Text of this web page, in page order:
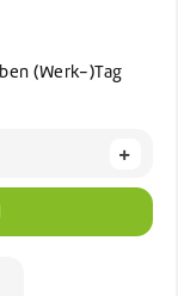
(Werk-)Tag
+